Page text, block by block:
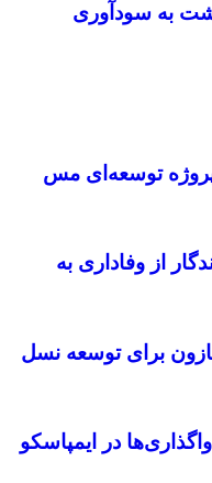
به سودآوری
پروژه مس ایران در میان ۵۱ پروژه توسعه‌ای مس
از وفاداری به
برای توسعه نسل
در ایمپاسکو